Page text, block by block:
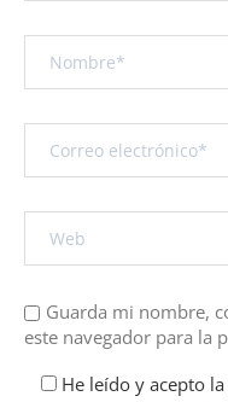
Guarda mi nombre,
este navegador para la
He leído y acepto